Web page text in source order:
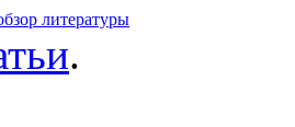
литературы
.